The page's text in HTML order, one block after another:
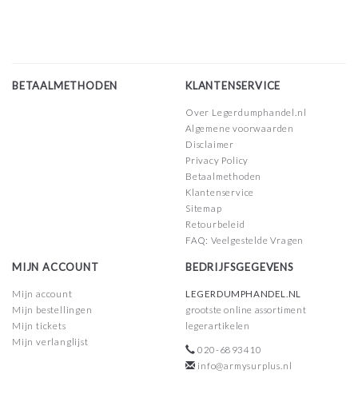
BETAALMETHODEN KLANTENSERVICE
Over Legerdumphandel.nl
Algemene voorwaarden
Disclaimer
Privacy Policy
Betaalmethoden
Klantenservice
Sitemap
Retourbeleid
FAQ: Veelgestelde Vragen
MIJN ACCOUNT
Mijn account
Mijn bestellingen
Mijn tickets
Mijn verlanglijst
BEDRIJFSGEGEVENS
LEGERDUMPHANDEL.NL
grootste online assortiment
legerartikelen
020-6893410
info@armysurplus.nl